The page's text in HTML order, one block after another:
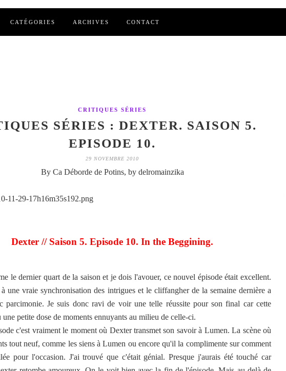
CATÉGORIES ARCHIVES CONTACT
CRITIQUES SÉRIES
SÉRIES : DEXTER. SAISON 5.
EPISODE 10.
29 NOVEMBRE 2010
By Ca Déborde de Potins, by delromainzika
Dexter // Saison 5. Episode 10. In the Beggining.
le dernier quart de la saison et je dois l'avouer, ce nouvel épisode était excellent.
une vraie synchronisation des intrigues et le cliffangher de la semaine dernière a
parcimonie. Je suis donc ravi de voir une telle réussite pour son final car cette
une petite dose de moments ennuyants au milieu de celle-ci.
c'est vraiment le moment où Dexter transmet son savoir à Lumen. La scène où
tout neuf, comme les siens à Lumen ou encore qu'il la complimente sur comment
pour l'occasion. J'ai trouvé que c'était génial. Presque j'aurais été touché car